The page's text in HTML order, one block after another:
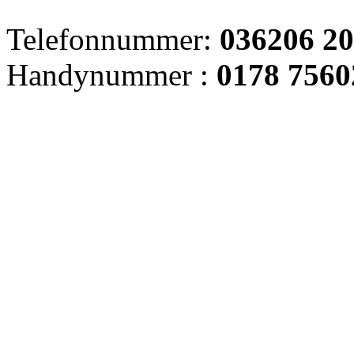
Telefonnummer: 036206
Handynummer : 0178